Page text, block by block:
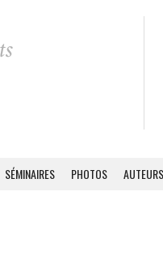
SÉMINAIRES PHOTOS AUTEURS